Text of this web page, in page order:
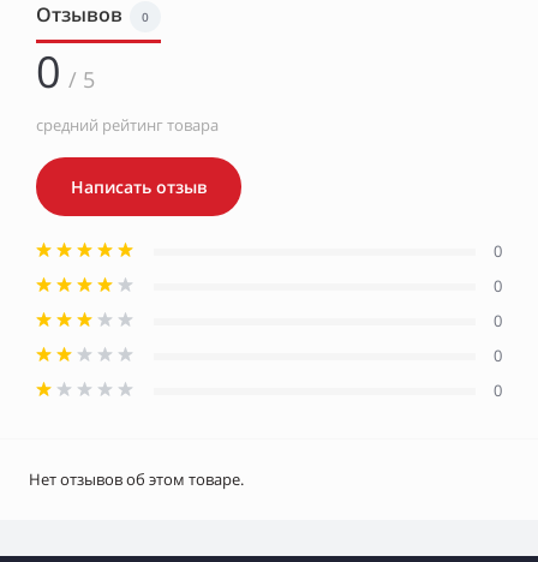
Отзывов 0
0 / 5
средний рейтинг товара
Написать отзыв
0
0
0
0
0
Нет отзывов об этом товаре.